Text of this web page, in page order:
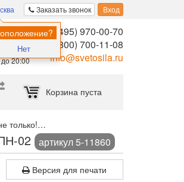
Заказать звонок Вход
Нет
в
20:00
8 (495) 970-00-70
8 (800) 700-11-08
info@svetosila.ru
Корзина пуста
только!
02 артикул 5-11860
Версия для печати